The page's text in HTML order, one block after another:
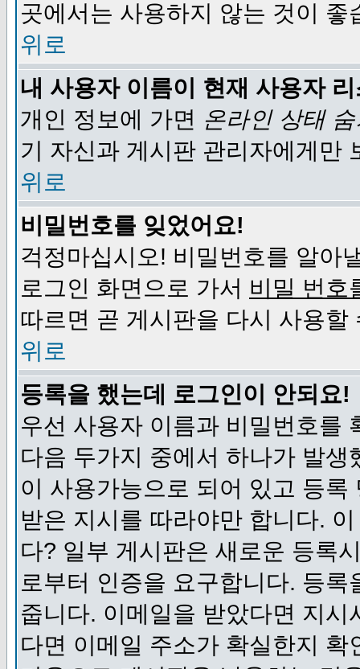
곳에서는 사용하지 않는 것이 좋
위로
내 사용자 이름이 현재 사용자
개인 정보에 가면 온라인 상태
기 자신과 게시판 관리자에게만
위로
비밀번호를 잊었어요!
걱정마십시오! 비밀번호를 알아
로그인 화면으로 가서 비밀 번호
따르면 곧 게시판을 다시 사용할
위로
등록을 했는데 로그인이 안되요!
우선 사용자 이름과 비밀번호를
다음 두가지 중에서 하나가 발
이 사용가능으로 되어 있고 등
받은 지시를 따라야만 합니다.
다? 일부 게시판은 새로운 등록
로부터 인증을 요구합니다. 등
줍니다. 이메일을 받았다면 지
다면 이메일 주소가 확실한지